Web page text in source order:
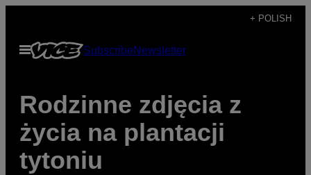
content
+ POLISH
Open
Menu
SubscribeNewsletter
Rodzinne zdjęcia z
życia na plantacji
tytoniu